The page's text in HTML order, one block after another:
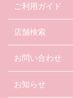
ご利用ガイド
店舗検索
お問い合わせ
お知らせ